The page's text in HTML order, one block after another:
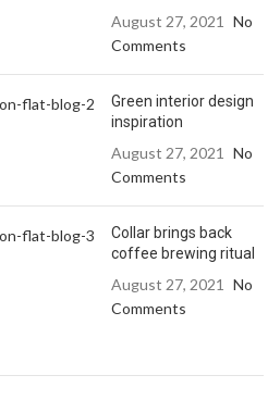
August 27, 2021
No
Comments
Green interior design
inspiration
August 27, 2021
No
Comments
Collar brings back
coffee brewing ritual
August 27, 2021
No
Comments